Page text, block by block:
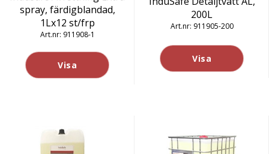
spray, färdigblandad,
1Lx12 st/frp
911908-1
Visa
200L
911905-200
Visa